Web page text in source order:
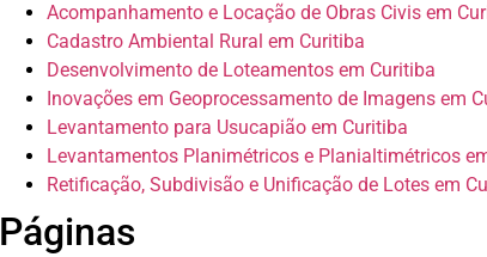
Acompanhamento e Locação de Obras Civis em
Cadastro Ambiental Rural em Curitiba
Desenvolvimento de Loteamentos em Curitiba
Inovações em Geoprocessamento de Imagens em
Levantamento para Usucapião em Curitiba
Levantamentos Planimétricos e Planialtimétricos
Retificação, Subdivisão e Unificação de Lotes em
Páginas